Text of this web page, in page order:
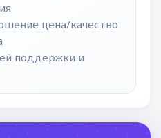
цена/качество
поддержки и